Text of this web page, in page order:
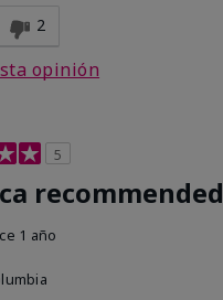
2
opinión
5
recommended
1 año